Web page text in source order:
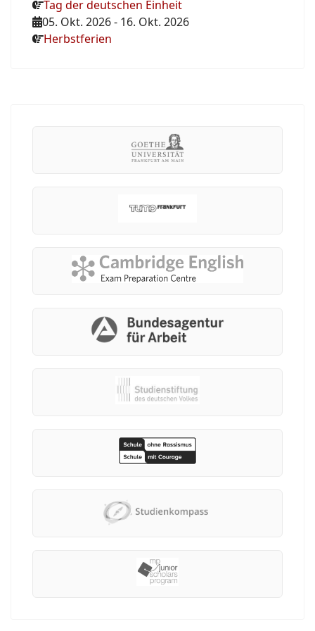
Tag der deutschen Einheit
05. Okt. 2026- 16. Okt. 2026
Herbstferien